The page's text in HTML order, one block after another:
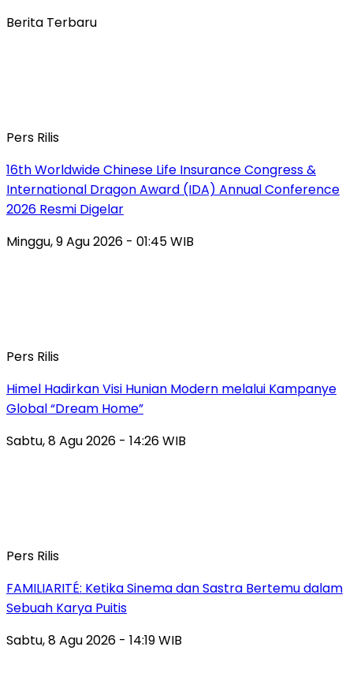
Berita Terbaru
Pers Rilis
16th Worldwide Chinese Life Insurance Congress &
International Dragon Award (IDA) Annual Conference
2026 Resmi Digelar
Minggu, 9 Agu 2026 - 01:45 WIB
Pers Rilis
Himel Hadirkan Visi Hunian Modern melalui Kampanye
Global “Dream Home”
Sabtu, 8 Agu 2026 - 14:26 WIB
Pers Rilis
FAMILIARITÉ: Ketika Sinema dan Sastra Bertemu dalam
Sebuah Karya Puitis
Sabtu, 8 Agu 2026 - 14:19 WIB